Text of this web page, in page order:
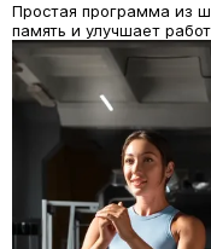
Простая программа из
память и улучшает